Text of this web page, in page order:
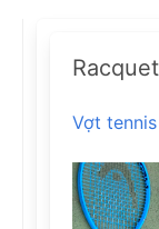
Vợt tennis